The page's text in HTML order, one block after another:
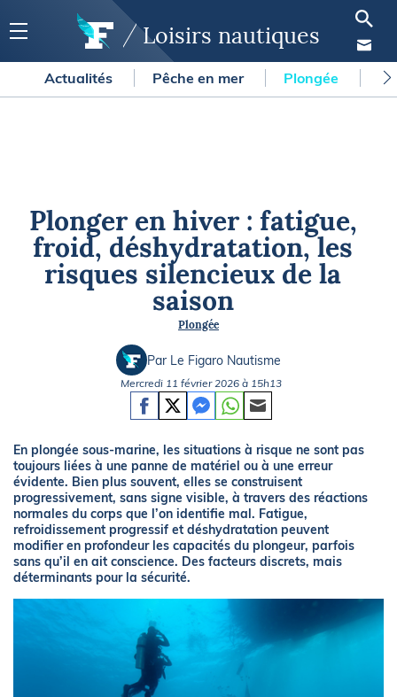
Loisirs nautiques
Actualités Pêche en mer Plongée
Plonger en hiver : fatigue,
froid, déshydratation, les
risques silencieux de la
saison
Plongée
Par Le Figaro Nautisme
Mercredi 11 février 2026 à 15h13
En plongée sous-marine, les situations à risque ne sont pas
toujours liées à une panne de matériel ou à une erreur
évidente. Bien plus souvent, elles se construisent
progressivement, sans signe visible, à travers des réactions
normales du corps que l’on identifie mal. Fatigue,
refroidissement progressif et déshydratation peuvent
modifier en profondeur les capacités du plongeur, parfois
sans qu’il en ait conscience. Des facteurs discrets, mais
déterminants pour la sécurité.